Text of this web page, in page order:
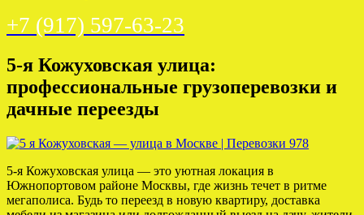
+7 (917) 597-63-23
5-я Кожуховская улица:
профессиональные грузоперевозки и
дачные переезды
5-я Кожуховская улица — это уютная локация в
Южнопортовом районе Москвы, где жизнь течет в ритме
мегаполиса. Будь то переезд в новую квартиру, доставка